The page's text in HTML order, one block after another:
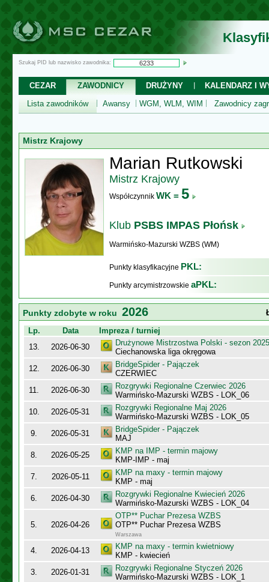
Szukaj PID lub nazwisko zawodnika:
CEZAR ZAWODNICY DRUŻYNY
KALENDARZ I
Lista zawodników
Awansy WGM, WLM, WIM Zawodnicy
Mistrz Krajowy
Marian Rutkowski
Mistrz Krajowy
Współczynnik WK = 5
Klub PSBS IMPAS Płońsk
Warmińsko-Mazurski WZBS (WM)
Punkty klasyfikacyjne PKL:
Punkty arcymistrzowskie aPKL:
Punkty zdobyte w roku 2026
Lp.
Data
Impreza / turniej
13.
2026-06-30
Drużynowe Mistrzostwa Polski - sezon
Ciechanowska liga okręgowa
12.
2026-06-30
BridgeSpider - Pajączek
CZERWIEC
11.
2026-06-30
Rozgrywki Regionalne Czerwiec 2026
Warmińsko-Mazurski WZBS - LOK_06
10.
2026-05-31
Rozgrywki Regionalne Maj 2026
Warmińsko-Mazurski WZBS - LOK_05
9.
2026-05-31
BridgeSpider - Pajączek
MAJ
8.
2026-05-25
KMP na IMP - termin majowy
KMP-IMP - maj
7.
2026-05-11
KMP na maxy - termin majowy
KMP - maj
6.
2026-04-30
Rozgrywki Regionalne Kwiecień 2026
Warmińsko-Mazurski WZBS - LOK_04
5. 2026-04-26
OTP** Puchar Prezesa WZBS
OTP** Puchar Prezesa WZBS
Warszawa
4. 2026-04-13
KMP na maxy - termin kwietniowy
KMP - kwiecień
3.
2026-01-31
Rozgrywki Regionalne Styczeń 2026
Warmińsko-Mazurski WZBS - LOK_1